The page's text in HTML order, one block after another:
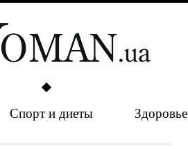
Спорт и диеты Здоровье